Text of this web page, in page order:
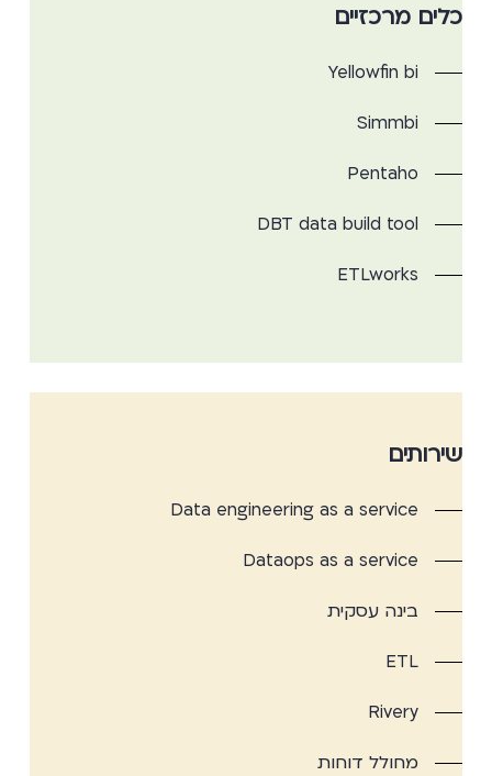
כלים מרכזיים
Yellowfin bi
Simmbi
Pentaho
DBT data build tool
ETLworks
שירותים
Data engineering as a service
Dataops as a service
בינה עסקית
ETL
Rivery
מחולל דוחות